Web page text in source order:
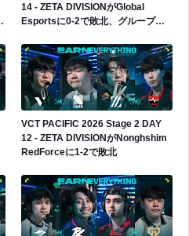
14 - ZETA DIVISIONがGlobal
Esportsに0-2で敗北、グループス
VCT PACIFIC 2026 Stage 2 DAY
12 - ZETA DIVISIONがNonghshim
RedForceに1-2で敗北